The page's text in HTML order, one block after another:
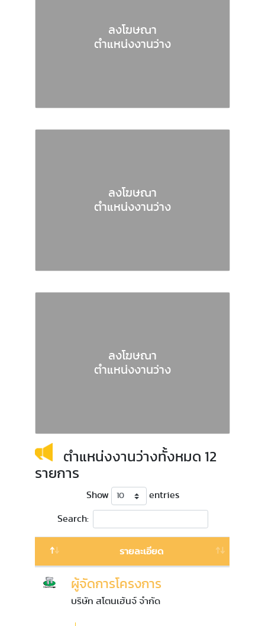
ลงโฆษณา
ตำแหน่งงานว่าง
ลงโฆษณา
ตำแหน่งงานว่าง
ลงโฆษณา
ตำแหน่งงานว่าง
ตำแหน่งงานว่างทั้งหมด 12
รายการ
Show entries
Search:
รายละเอียด
ผู้จัดการโครงการ
บริษัท สโตนเฮ้นจ์ จำกัด